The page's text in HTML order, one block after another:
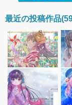
最近の投稿作品